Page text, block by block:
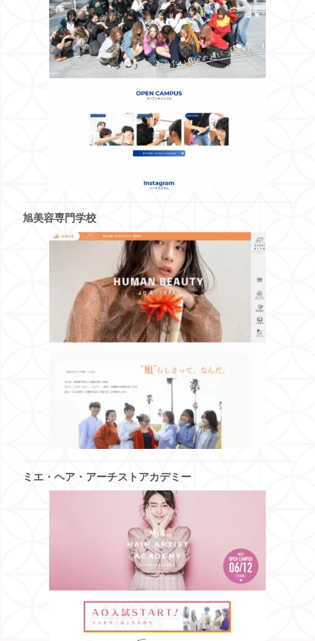
旭美容専門学校
ミエ・ヘア・アーチストアカデミー